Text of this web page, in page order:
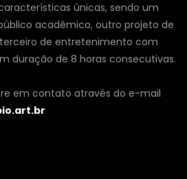
únicas, sendo um
acadêmico, outro projeto de
de entretenimento com
duração de 8 horas consecutivas.
em contato através do e-mail